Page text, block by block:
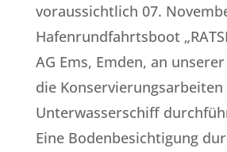
voraussichtlich 07.
Hafenrundfahrtsboot
AG Ems, Emden, an
die Konservierungsarbeiten
Unterwasserschiff
Eine Bodenbesichtigung